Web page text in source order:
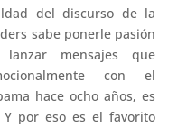
del discurso de la
sabe ponerle pasión
mensajes que
con el
hace ocho años, es
por eso es el favorito